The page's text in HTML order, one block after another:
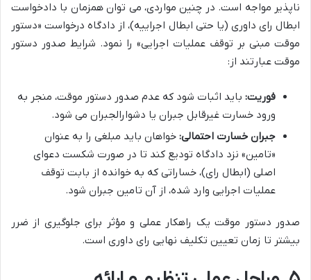
ناپذیر مواجه است. در چنین مواردی، می توان همزمان با دادخواست
ابطال رای داوری (یا حتی ابطال اجراییه)، از دادگاه درخواست «دستور
موقت مبنی بر توقف عملیات اجرایی» را نمود. شرایط صدور دستور
موقت عبارتند از:
فوریت: باید اثبات شود که عدم صدور دستور موقت، منجر به
ورود خسارت غیرقابل جبران یا دشوارالجبران می شود.
جبران خسارت احتمالی: خواهان باید مبلغی را به عنوان
«تامین» نزد دادگاه تودیع کند تا در صورت شکست دعوای
اصلی (ابطال رای)، خساراتی که به خوانده از بابت توقف
عملیات اجرایی وارد شده، از آن تامین جبران شود.
صدور دستور موقت یک راهکار عملی و مؤثر برای جلوگیری از ضرر
بیشتر تا زمان تعیین تکلیف نهایی رای داوری است.